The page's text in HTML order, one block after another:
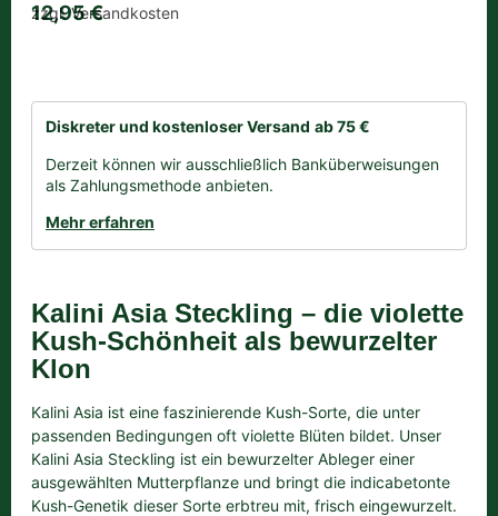
12,95€
zzgl. Versandkosten
Diskreter und kostenloser Versand ab 75 €
Derzeit können wir ausschließlich Banküberweisungen
als Zahlungsmethode anbieten.
Mehr erfahren
Kalini Asia Steckling – die violette
Kush-Schönheit als bewurzelter
Klon
Kalini Asia ist eine faszinierende Kush-Sorte, die unter
passenden Bedingungen oft violette Blüten bildet. Unser
Kalini Asia Steckling ist ein bewurzelter Ableger einer
ausgewählten Mutterpflanze und bringt die indicabetonte
Kush-Genetik dieser Sorte erbtreu mit, frisch eingewurzelt.